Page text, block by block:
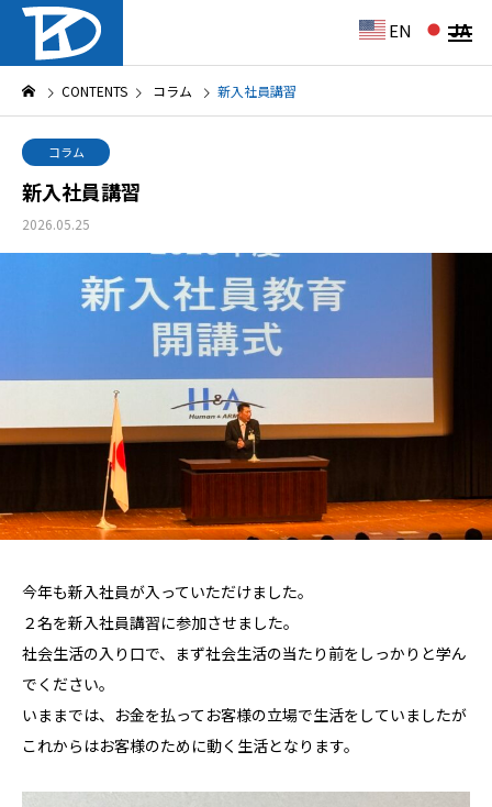
CONTENTS コラム 新入社員講習
コラム
新入社員講習
2026.05.25
今年も新入社員が入っていただけました。
２名を新入社員講習に参加させました。
社会生活の入り口で、まず社会生活の当たり前をしっかりと学ん
でください。
いままでは、お金を払ってお客様の立場で生活をしていましたが
これからはお客様のために動く生活となります。
EN JA